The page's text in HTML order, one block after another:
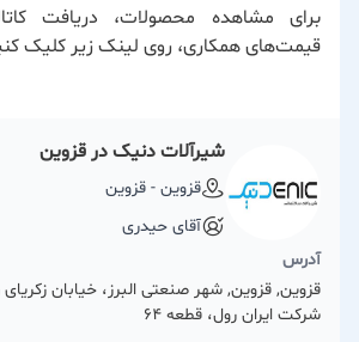
برای مشاهده محصولات، دریافت
قیمت‌های همکاری، روی لینک زیر کلیک
شیرآلات دنیک در قزوین
قزوین - قزوین
آقای حیدری
آدرس
قزوین, قزوین, شهر صنعتی البرز، خیابان
شرکت ایران رول، قطعه 64